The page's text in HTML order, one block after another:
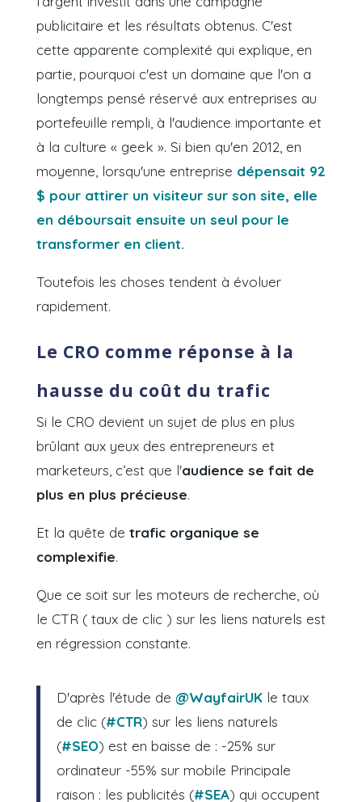
publicitaire et les résultats obtenus. C'est
cette apparente complexité qui explique, en
partie, pourquoi c'est un domaine que l'on a
longtemps pensé réservé aux entreprises au
portefeuille rempli, à l'audience importante et
à la culture « geek ». Si bien qu'en 2012, en
moyenne, lorsqu'une entreprise dépensait 92
$ pour attirer un visiteur sur son site, elle
en déboursait ensuite un seul pour le
transformer en client.
Toutefois les choses tendent à évoluer
rapidement.
Le CRO comme réponse à la
hausse du coût du trafic
Si le CRO devient un sujet de plus en plus
brûlant aux yeux des entrepreneurs et
marketeurs, c’est que l'audience se fait de
plus en plus précieuse.
Et la quête de trafic organique se
complexifie.
Que ce soit sur les moteurs de recherche, où
le CTR ( taux de clic ) sur les liens naturels est
en régression constante.
D'après l'étude de @WayfairUKle taux
de clic (#CTR) sur les liens naturels
(#SEO) est en baisse de : -25% sur
ordinateur -55% sur mobile Principale
raison : les publicités (#SEA) qui occupent